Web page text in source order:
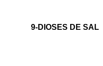
9-DIOSES DE SAL